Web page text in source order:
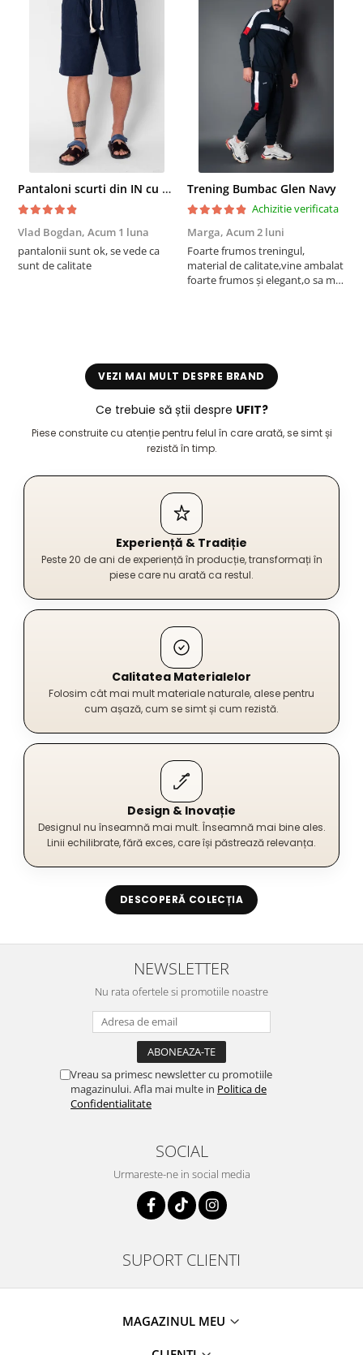
Pantaloni scurti din IN cu nasture si snur Navy
Vlad Bogdan, Acum 1 luna
pantalonii sunt ok, se vede ca
sunt de calitate
Trening Bumbac Glen Navy
Achizitie verificata
Marga, Acum 2 luni
Foarte frumos treningul,
material de calitate,vine ambalat
foarte frumos și elegant,o sa mai
VEZI MAI MULT DESPRE BRAND
Ce trebuie să știi despre UFIT?
Piese construite cu atenție pentru felul în care arată, se simt și
rezistă în timp.
Experiență & Tradiție
Peste 20 de ani de experiență în producție, transformați în
piese care nu arată ca restul.
Calitatea Materialelor
Folosim cât mai mult materiale naturale, alese pentru
cum așază, cum se simt și cum rezistă.
Design & Inovație
Designul nu înseamnă mai mult. Înseamnă mai bine ales.
Linii echilibrate, fără exces, care își păstrează relevanța.
DESCOPERĂ COLECȚIA
NEWSLETTER
Nu rata ofertele si promotiile noastre
Vreau sa primesc newsletter cu promotiile
magazinului. Afla mai multe in Politica de
Confidentialitate
SOCIAL
Urmareste-ne in social media
SUPORT CLIENTI
MAGAZINUL MEU